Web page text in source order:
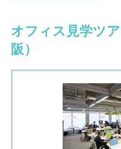
オフィス見学ツ
阪）